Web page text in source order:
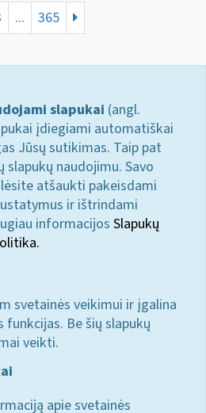
... 365
slapukai (angl.
įdiegiami automatiškai
Jūsų sutikimas. Taip pat
naudojimu. Savo
atšaukti pakeisdami
ir ištrindami
informacijos Slapukų
svetainės veikimui ir įgalina
funkcijas. Be šių slapukų
veikti.
apie svetainės